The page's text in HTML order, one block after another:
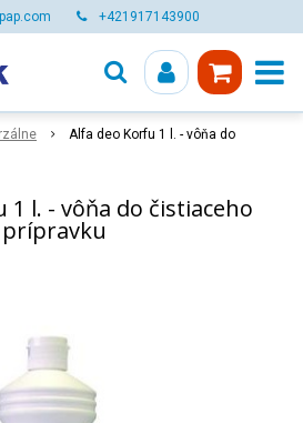
+421917143900
Alfa deo Korfu 1 l. - vôňa do
1 l. - vôňa do čistiaceho
prípravku